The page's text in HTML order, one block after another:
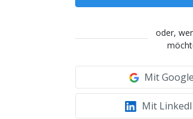
oder,
Mit
Mit